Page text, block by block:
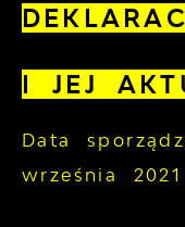
I JEJ
Data
września